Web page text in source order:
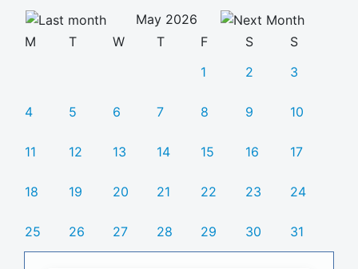
May 2026
M
T W T F S
S
1
2 3
4 5 6 7 8 9 10
11 12 13 14 15 16 17
18 19 20 21 22 23 24
25 26 27 28 29 30 31